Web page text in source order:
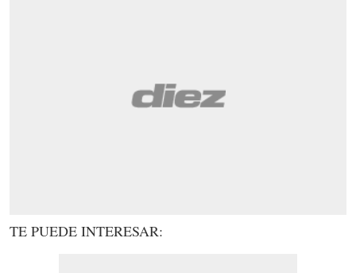
TE PUEDE INTERESAR: